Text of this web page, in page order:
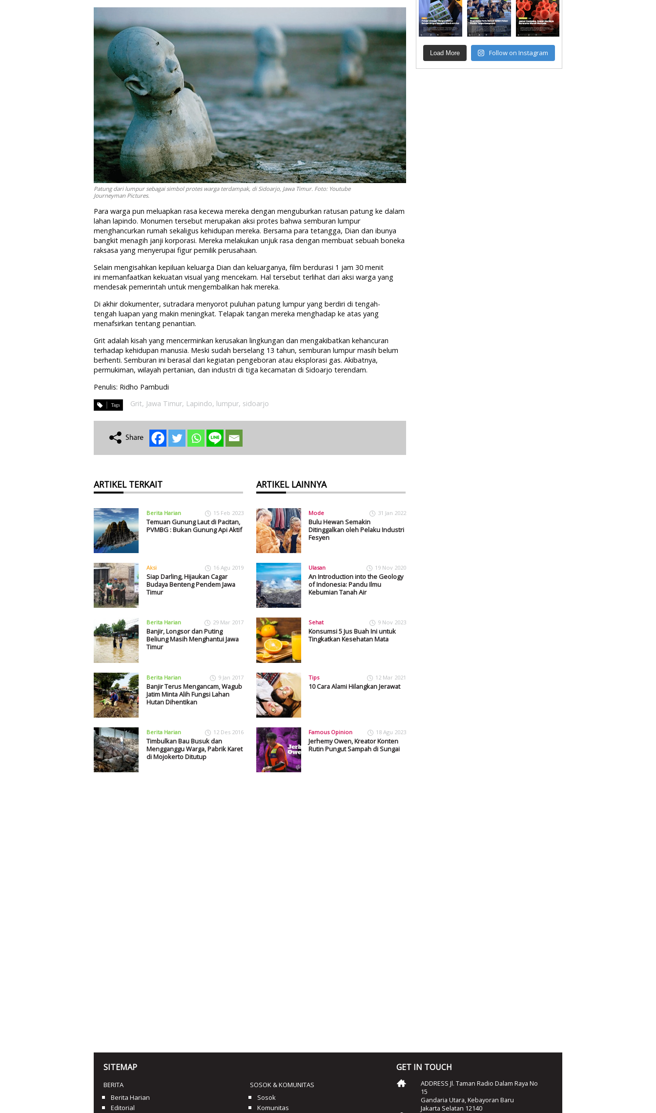
Patung dari lumpur sebagai simbol protes warga terdampak, di Sidoarjo, Jawa Timur. Foto: Youtube
Journeyman Pictures.
Para warga pun meluapkan rasa kecewa mereka dengan menguburkan ratusan patung ke dalam
lahan lapindo. Monumen tersebut merupakan aksi protes bahwa semburan lumpur
menghancurkan rumah sekaligus kehidupan mereka. Bersama para tetangga, Dian dan ibunya
bangkit menagih janji korporasi. Mereka melakukan unjuk rasa dengan membuat sebuah boneka
raksasa yang menyerupai figur pemilik perusahaan.
Selain mengisahkan kepiluan keluarga Dian dan keluarganya, film berdurasi 1 jam 30 menit
ini memanfaatkan kekuatan visual yang mencekam. Hal tersebut terlihat dari aksi warga yang
mendesak pemerintah untuk mengembalikan hak mereka.
Di akhir dokumenter, sutradara menyorot puluhan patung lumpur yang berdiri di tengah-
tengah luapan yang makin meningkat. Telapak tangan mereka menghadap ke atas yang
menafsirkan tentang penantian.
Grit adalah kisah yang mencerminkan kerusakan lingkungan dan mengakibatkan kehancuran
terhadap kehidupan manusia. Meski sudah berselang 13 tahun, semburan lumpur masih belum
berhenti. Semburan ini berasal dari kegiatan pengeboran atau eksplorasi gas. Akibatnya,
permukiman, wilayah pertanian, dan industri di tiga kecamatan di Sidoarjo terendam.
Penulis: Ridho Pambudi
Grit, Jawa Timur, Lapindo, lumpur, sidoarjo
ARTIKEL TERKAIT
Berita Harian 15 Feb 2023
Temuan Gunung Laut di Pacitan,
PVMBG : Bukan Gunung Api Aktif
Aksi 16 Agu 2019
Siap Darling, Hijaukan Cagar
Budaya Benteng Pendem Jawa
Timur
Berita Harian 29 Mar 2017
Banjir, Longsor dan Puting
Beliung Masih Menghantui Jawa
Timur
Berita Harian 9 Jan 2017
Banjir Terus Mengancam, Wagub
Jatim Minta Alih Fungsi Lahan
Hutan Dihentikan
Berita Harian 12 Des 2016
Timbulkan Bau Busuk dan
Mengganggu Warga, Pabrik Karet
di Mojokerto Ditutup
ARTIKEL LAINNYA
Mode 31 Jan 2022
Bulu Hewan Semakin
Ditinggalkan oleh Pelaku Industri
Fesyen
Ulasan 19 Nov 2020
An Introduction into the Geology
of Indonesia: Pandu Ilmu
Kebumian Tanah Air
Sehat 9 Nov 2023
Konsumsi 5 Jus Buah Ini untuk
Tingkatkan Kesehatan Mata
Tips 12 Mar 2021
10 Cara Alami Hilangkan Jerawat
Famous Opinion 18 Agu 2023
Jerhemy Owen, Kreator Konten
Rutin Pungut Sampah di Sungai
Load More Follow on Instagram
SITEMAP
BERITA
Berita Harian
Editorial
SOSOK & KOMUNITAS
Sosok
Komunitas
GET IN TOUCH
ADDRESS Jl. Taman Radio Dalam Raya No
15
Gandaria Utara, Kebayoran Baru
Jakarta Selatan 12140